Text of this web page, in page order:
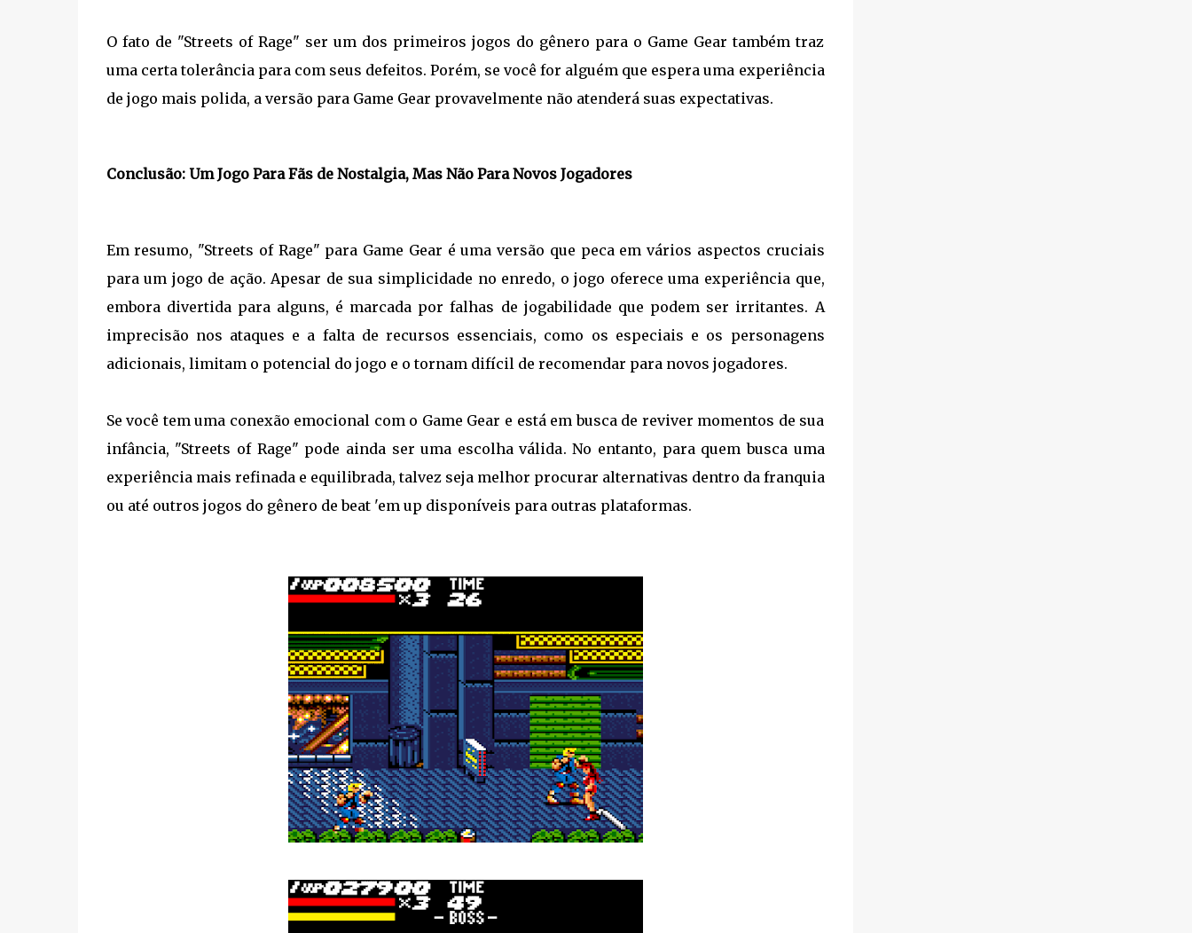
O fato de "Streets of Rage" ser um dos primeiros jogos do gênero para o Game Gear também traz
uma certa tolerância para com seus defeitos. Porém, se você for alguém que espera uma experiência
de jogo mais polida, a versão para Game Gear provavelmente não atenderá suas expectativas.
Conclusão: Um Jogo Para Fãs de Nostalgia, Mas Não Para Novos Jogadores
Em resumo, "Streets of Rage" para Game Gear é uma versão que peca em vários aspectos cruciais
para um jogo de ação. Apesar de sua simplicidade no enredo, o jogo oferece uma experiência que,
embora divertida para alguns, é marcada por falhas de jogabilidade que podem ser irritantes. A
imprecisão nos ataques e a falta de recursos essenciais, como os especiais e os personagens
adicionais, limitam o potencial do jogo e o tornam difícil de recomendar para novos jogadores.
Se você tem uma conexão emocional com o Game Gear e está em busca de reviver momentos de sua
infância, "Streets of Rage" pode ainda ser uma escolha válida. No entanto, para quem busca uma
experiência mais refinada e equilibrada, talvez seja melhor procurar alternativas dentro da franquia
ou até outros jogos do gênero de beat 'em up disponíveis para outras plataformas.